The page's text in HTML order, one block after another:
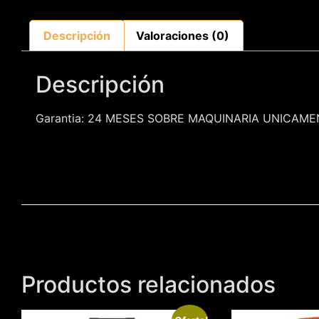
Descripción Valoraciones (0)
Descripción
Garantia: 24 MESES SOBRE MAQUINARIA
Productos relacionados